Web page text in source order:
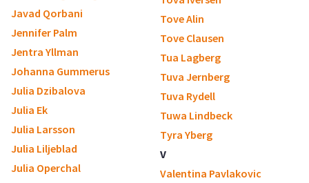
Javad Qorbani
Jennifer Palm
Jentra Yllman
Johanna Gummerus
Julia Dzibalova
Julia Ek
Julia Larsson
Julia Liljeblad
Julia Operchal
Tove Alin
Tove Clausen
Tua Lagberg
Tuva Jernberg
Tuva Rydell
Tuwa Lindbeck
Tyra Yberg
V
Valentina Pavlakovic